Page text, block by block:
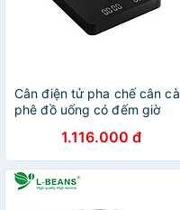
Cân điện tử pha chế cân cà
phê đồ uống có đếm giờ
1.116.000 đ